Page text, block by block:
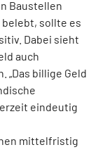
Baustellen
sollte es
Dabei sieht
auch
billige Geld
eindeutig
mittelfristig